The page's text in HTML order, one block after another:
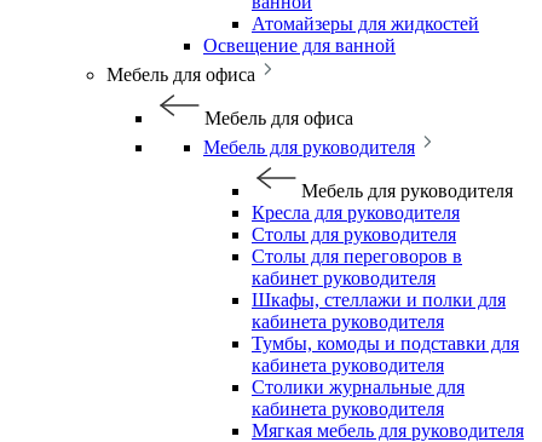
Атомайзеры для жидкостей
Освещение для ванной
Мебель для офиса
Мебель для офиса
Мебель для руководителя
Мебель для руководителя
Кресла для руководителя
Столы для руководителя
Столы для переговоров в
кабинет руководителя
Шкафы, стеллажи и полки для
кабинета руководителя
Тумбы, комоды и подставки для
кабинета руководителя
Столики журнальные для
кабинета руководителя
Мягкая мебель для руководителя